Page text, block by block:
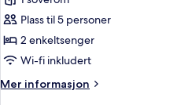
standard,
ikke-
røyk,
(Rainbow
Plass til 5 personer
2 enkeltsenger
Wi-fi inkludert
Mer informasjon
Mer